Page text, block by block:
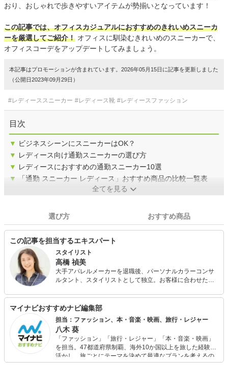
おり、おしゃれで歩きやすいアイテムが勢揃いとなっています！
この記事では、オフィスカジュアルにおすすめのきれいめスニーカ
ーを厳選してご紹介！ オフィスに馴染むきれいめのスニーカーで、
オフィスコーデをアップデートしてみましょう。
本記事はプロモーションが含まれています。2026年05月15日に記事を更新しました
（公開日2023年09月29日）
#レディーススニーカー #レディース靴 #レディースファッション
目次
▼ ビジネスシーンにスニーカーはOK？
▼ レディース向け通勤スニーカーの選び方
▼ レディースにおすすめの通勤スニーカー10選
▼
「通勤 スニーカー レディース」おすすめ商品の比較一覧表
全てを見る
選び方 おすすめ商品
この記事を担当するエキスパート
スタイリスト
高橋 禎美
大手アパレルメーカーを退職後、パーソナルカラーコンサ
ルタント、スタイリストとして独立。お客様に合わせたバ
くアドバイス。パーソナルカラー診断も会社員時代から仕
事の中で関わっており実績と定評がある。 また、FPとして
も活動しており、個人FP相談や投資初心者の女性に向けた
「はじめての投資セミナー」を開催中。お金とファッショ
ンに興味のある女性に支持されている。
マイナビおすすめナビ編集部
担当：ファッション、本・音楽・映画、旅行・レジャー
八木 葵
「ファッション」「旅行・レジャー」「本・音楽・映画」
を担当。47都道府県制覇、海外10か国以上を旅した経験を
活かし、旅ごとにテーマを決めて最適なプランを考えるの
が得意。また、アパレルショップでの販売経験もあり。誰